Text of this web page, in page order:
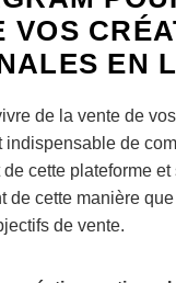
VOS
EN
de la vente de
indispensable de
cette plateforme et
de cette manière
de vente.